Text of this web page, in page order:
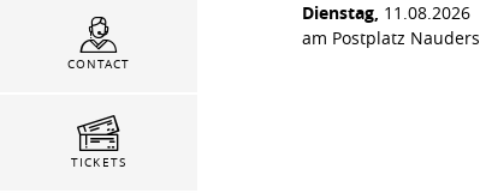
CONTACT
TICKETS
Dienstag, 11.08.2026
am Postplatz Nauders